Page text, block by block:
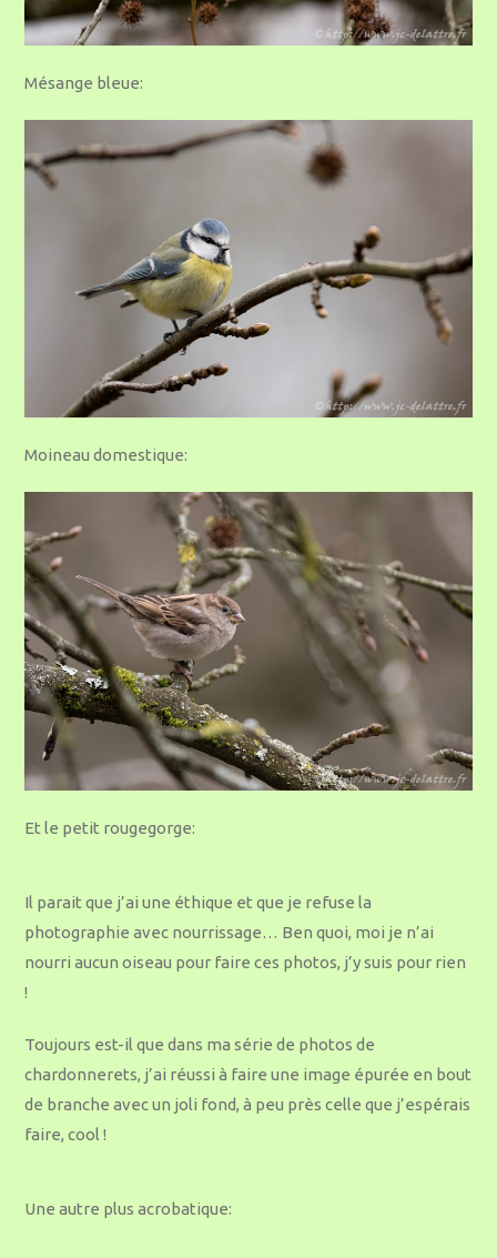
Mésange bleue:
Moineau domestique:
Et le petit rougegorge:
Il parait que j’ai une éthique et que je refuse la
photographie avec nourrissage… Ben quoi, moi je n’ai
nourri aucun oiseau pour faire ces photos, j’y suis pour rien
!
Toujours est-il que dans ma série de photos de
chardonnerets, j’ai réussi à faire une image épurée en bout
de branche avec un joli fond, à peu près celle que j’espérais
faire, cool !
Une autre plus acrobatique: